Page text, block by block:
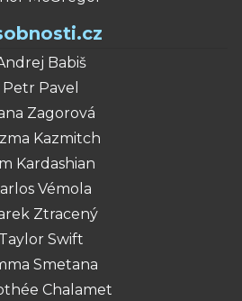
Babiš
Petr Pavel
Zagorová
Kazmitch
Kardashian
Vémola
Ztracený
Taylor Swift
Smetana
Chalamet